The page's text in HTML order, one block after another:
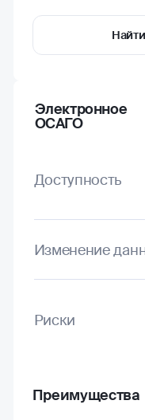
Электронное
ОСАГО
Доступность
Изменение
Риски
Преимущества